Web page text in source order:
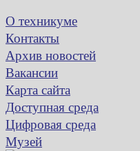
О техникуме
Контакты
Архив новостей
Вакансии
Карта сайта
Доступная среда
Цифровая среда
Музей